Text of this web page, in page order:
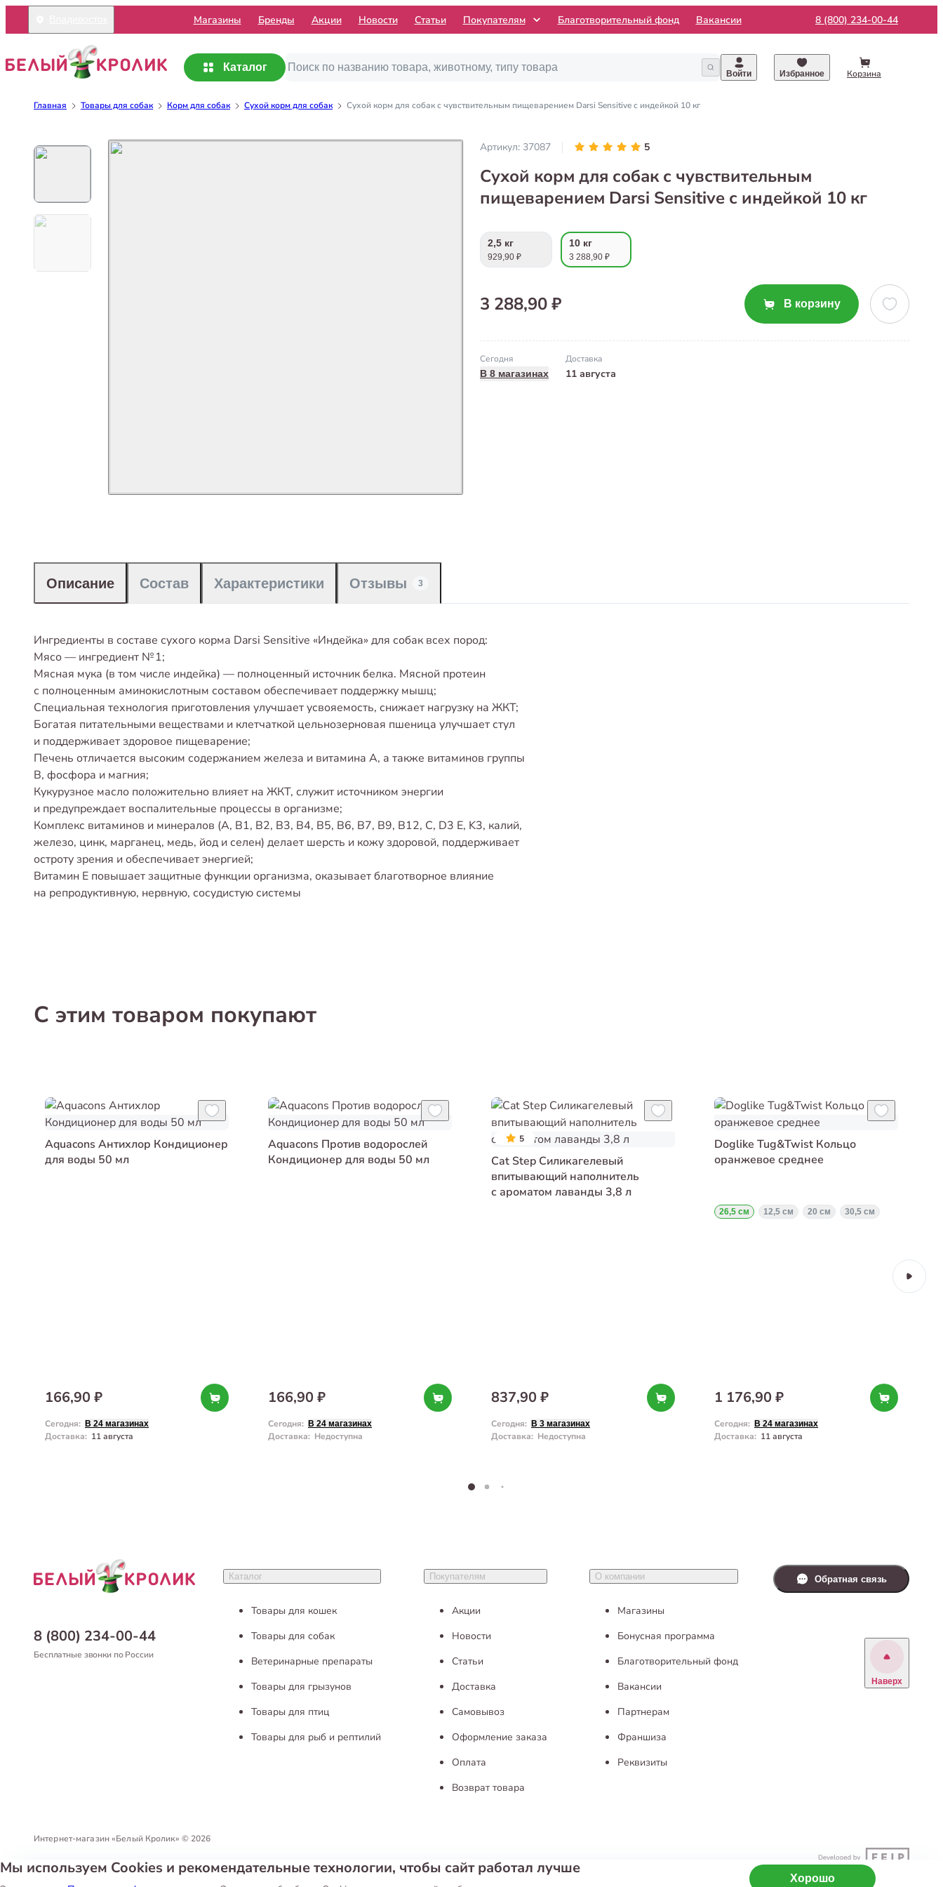
Mагазины Бренды Акции Новости Статьи Покупателям Благотворительный фонд Вакансии 8 (800) 234-00-44
Каталог
Войти Избранное Корзина
Главная Товары для собак Корм для собак Сухой корм для собак Сухой корм для собак с чувствительным пищеварением Darsi Sensitive с индейкой 10 кг
Артикул: 37087 5
Сухой корм для собак с чувствительным
пищеварением Darsi Sensitive с индейкой 10 кг
2,5 кг
929,90 ₽
10 кг
3 288,90 ₽
3 288,90 ₽ В корзину
Сегодня
В 8 магазинах
Доставка
11 августа
Описание Состав Характеристики Отзывы 3
Ингредиенты в составе сухого корма Darsi Sensitive «Индейка» для собак всех пород:
Мясо — ингредиент № 1;
Мясная мука (в том числе индейка) — полноценный источник белка. Мясной протеин
с полноценным аминокислотным составом обеспечивает поддержку мышц;
Специальная технология приготовления улучшает усвояемость, снижает нагрузку на ЖКТ;
Богатая питательными веществами и клетчаткой цельнозерновая пшеница улучшает стул
и поддерживает здоровое пищеварение;
Печень отличается высоким содержанием железа и витамина А, а также витаминов группы
В, фосфора и магния;
Кукурузное масло положительно влияет на ЖКТ, служит источником энергии
и предупреждает воспалительные процессы в организме;
Комплекс витаминов и минералов (A, B1, B2, B3, В4, B5, B6, B7, B9, B12, C, D3 E, K3, калий,
железо, цинк, марганец, медь, йод и селен) делает шерсть и кожу здоровой, поддерживает
остроту зрения и обеспечивает энергией;
Витамин Е повышает защитные функции организма, оказывает благотворное влияние
на репродуктивную, нервную, сосудистую системы
С этим товаром покупают
Aquacons Антихлор Кондиционер
для воды 50 мл
166,90 ₽
Сегодня: В 24 магазинах
Доставка: 11 августа
Aquacons Против водорослей
Кондиционер для воды 50 мл
166,90 ₽
Сегодня: В 24 магазинах
Доставка: Недоступна
5
Cat Step Силикагелевый
впитывающий наполнитель
с ароматом лаванды 3,8 л
837,90 ₽
Сегодня: В 3 магазинах
Доставка: Недоступна
Doglike Tug&Twist Кольцо
оранжевое среднее
26,5 см 12,5 см 20 см 30,5 см
1 176,90 ₽
Сегодня: В 24 магазинах
Доставка: 11 августа
8 (800) 234-00-44
Бесплатные звонки по России
Каталог
Товары для кошек
Товары для собак
Ветеринарные препараты
Товары для грызунов
Товары для птиц
Товары для рыб и рептилий
Покупателям
Акции
Новости
Статьи
Доставка
Самовывоз
Оформление заказа
Оплата
Возврат товара
О компании
Магазины
Бонусная программа
Благотворительный фонд
Вакансии
Партнерам
Франшиза
Реквизиты
Обратная связь
Наверх
Интернет-магазин «Белый Кролик» © 2026
Политика конфиденциальности Пользовательское соглашение Публичная оферта
Мы используем Cookies и рекомендательные технологии, чтобы сайт работал лучше
Хорошо